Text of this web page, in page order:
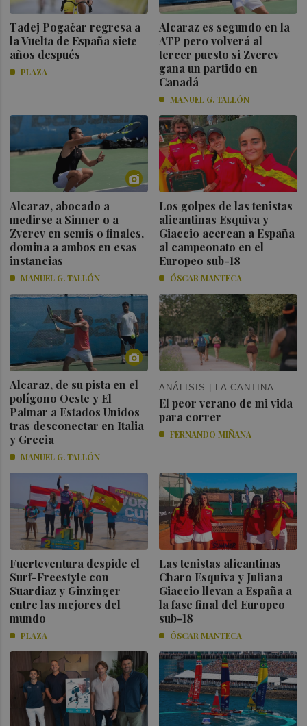
Tadej Pogačar regresa a
la Vuelta de España siete
años después
PLAZA
Alcaraz es segundo en la
ATP pero volverá al
tercer puesto si Zverev
gana un partido en
Canadá
MANUEL G. TALLÓN
Alcaraz, abocado a
medirse a Sinner o a
Zverev en semis o finales,
domina a ambos en esas
instancias
MANUEL G. TALLÓN
Los golpes de las tenistas
alicantinas Esquiva y
Giaccio acercan a España
al campeonato en el
Europeo sub-18
ÓSCAR MANTECA
Alcaraz, de su pista en el
polígono Oeste y El
Palmar a Estados Unidos
tras desconectar en Italia
y Grecia
MANUEL G. TALLÓN
ANÁLISIS | LA CANTINA
El peor verano de mi vida
para correr
FERNANDO MIÑANA
Fuerteventura despide el
Surf-Freestyle con
Suardiaz y Ginzinger
entre las mejores del
mundo
PLAZA
Las tenistas alicantinas
Charo Esquiva y Juliana
Giaccio llevan a España a
la fase final del Europeo
sub-18
ÓSCAR MANTECA